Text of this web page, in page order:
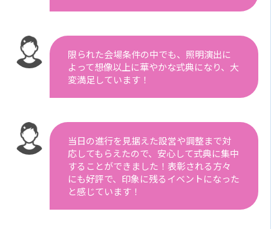
限られた会場条件の中でも、照明演出に
よって想像以上に華やかな式典になり、大
変満足しています！
当日の進行を見据えた設営や調整まで対
応してもらえたので、安心して式典に集中
することができました！表彰される方々
にも好評で、印象に残るイベントになった
と感じています！